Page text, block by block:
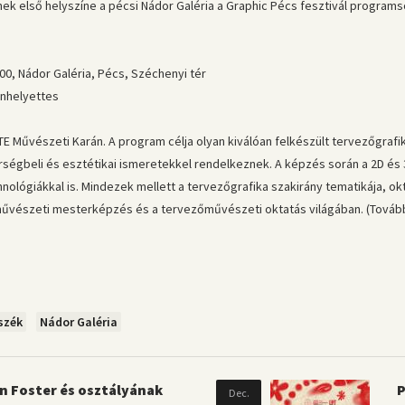
első helyszíne a pécsi Nádor Galéria a Graphic Pécs fesztivál
Nádor Galéria, Pécs, Széchenyi tér
Művészeti Karán. A program célja olyan kiválóan felkészült
és esztétikai ismeretekkel rendelkeznek. A képzés során a 2D
is. Mindezek mellett a tervezőgrafika szakirány tematikája,
mesterképzés és a tervezőművészeti oktatás világában.
Nádor Galéria
Foster és osztályának Dec.